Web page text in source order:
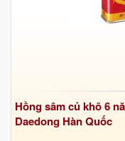
Hồng sâm củ khô 6
Daedong Hàn Quốc